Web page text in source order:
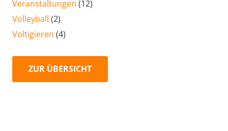
Veranstaltungen (12)
Volleyball (2)
Voltigieren (4)
ZUR ÜBERSICHT